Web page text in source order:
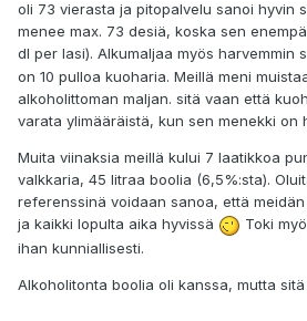
oli 73 vierasta ja pitopalvelu sanoi hyvin
menee max. 73 desiä, koska sen
dl per lasi). Alkumaljaa myös harvemmin
on 10 pulloa kuoharia. Meillä meni
alkoholittoman maljan. sitä vaan että
varata ylimääräistä, kun sen menekki on
Muita viinaksia meillä kului 7 laatikkoa
valkkaria, 45 litraa boolia (6,5%:sta).
referenssinä voidaan sanoa, että
ja kaikki lopulta aika hyvissä
Toki
ihan kunniallisesti.
Alkoholitonta boolia oli kanssa, mutta